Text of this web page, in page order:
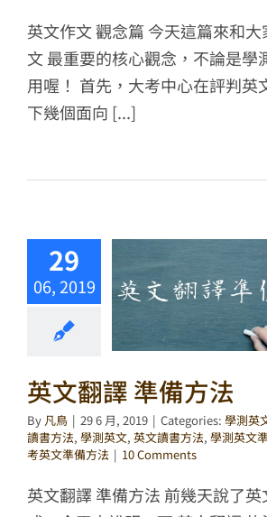
英文作文 觀念篇 今天這篇來和
文 最重要的核心觀念，不論是學
用喔！ 首先，大考中心在評判英
下幾個面向 [...]
29
06, 2019
英文翻譯 準備方法
By 凡鳥 | 29 6 月, 2019 | Categories: 學測英
讀書方法, 學測英文, 英文讀書方法, 學測英文
考英文準備方法 | 10 Comments
英文翻譯 準備方法 前幾天說了